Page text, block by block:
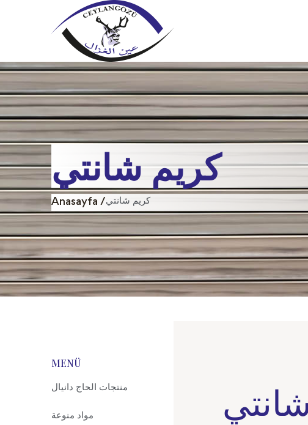
كريم شانتي
Anasayfa / كريم شانتي
MENÜ
منتجات الحاج دانيال
مواد منوعة